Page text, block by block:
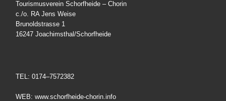
Tourismusverein Schorfheide – Chorin
c./o. RA Jens Weise
Brunoldstrasse 1
16247 Joachimsthal/Schorfheide
TEL: 0174–7572382
WEB: www.schorfheide-chorin.info